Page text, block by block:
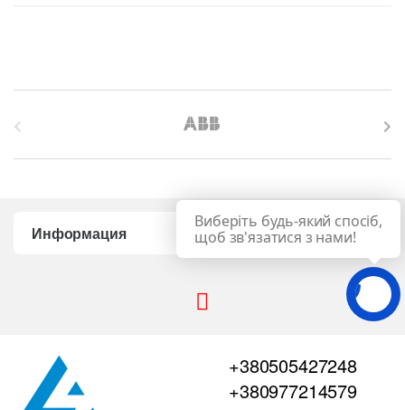
Информация
+380505427248
+380977214579
Виберіть будь-який спосіб,
щоб зв'язатися з нами!